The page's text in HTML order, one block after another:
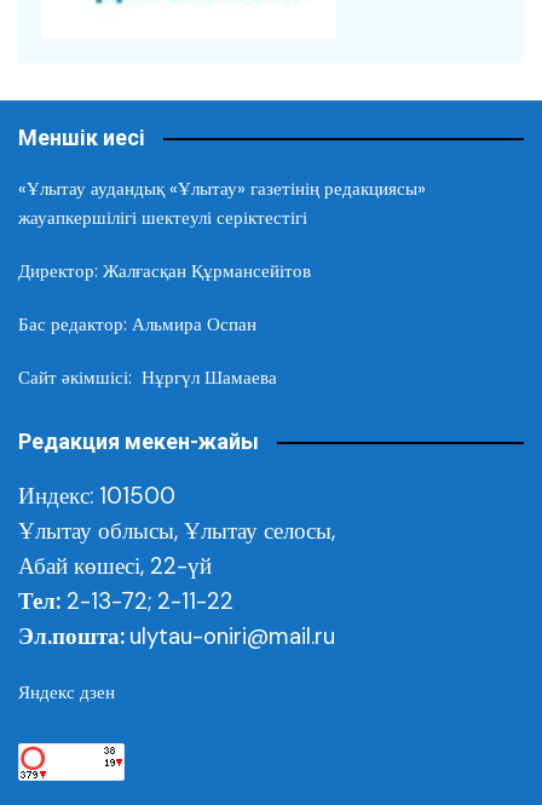
Меншік иесі
«Ұлытау аудандық «Ұлытау» газетінің редакциясы»
жауапкершілігі шектеулі серіктестігі
Директор: Жалғасқан Құрмансейітов
Бас редактор: Альмира Оспан
Сайт әкімшісі: Нұргүл Шамаева
Редакция мекен-жайы
Индекс: 101500
Ұлытау облысы, Ұлытау селосы,
Абай көшесі, 22-үй
Тел: 2-13-72; 2-11-22
Эл.пошта: ulytau-oniri@mail.ru
Яндекс дзен